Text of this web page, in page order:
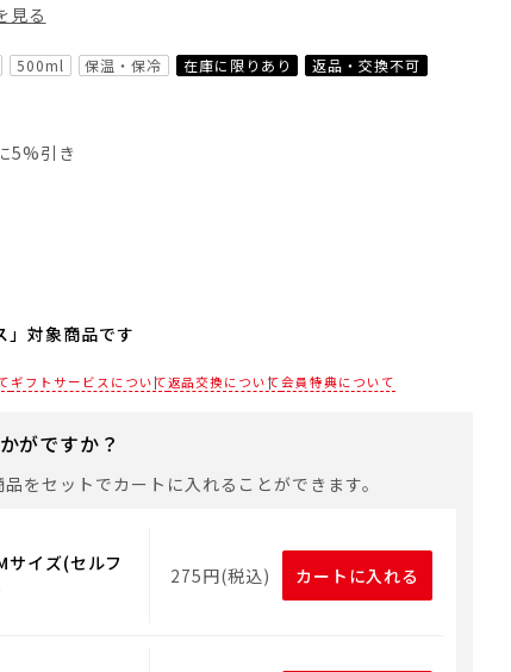
見る
500ml 保温・保冷 在庫に限りあり 返品・交換不可
5%引き
」対象商品です
る場合は、商品をカートに入れた後に「会員限定のし・
提げ袋やギフトバッグは含まれておりません。手提げ
合は、以下よりご購入をお願いいたします。
ギフトサービスについて返品交換について会員特典について
がですか？
をセットでカートに入れることができます。
サイズ(セルフ
275円(税込) カートに入れる